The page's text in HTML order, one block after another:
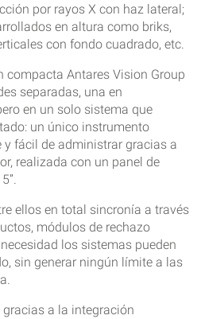
por rayos X con haz lateral;
en altura como briks,
con fondo cuadrado, etc.
compacta Antares Vision Group
separadas, una en
en un solo sistema que
un único instrumento
fácil de administrar gracias a
realizada con un panel de
ellos en total sincronía a través
módulos de rechazo
los sistemas pueden
sin generar ningún límite a las
a la integración